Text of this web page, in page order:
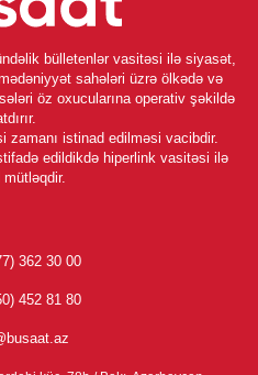
bülletenlər vasitəsi ilə siyasət,
sahələri üzrə ölkədə və
öz oxucularına operativ şəkildə
zamanı istinad edilməsi vacibdir.
edildikdə hiperlink vasitəsi ilə
362 30 00
452 81 80